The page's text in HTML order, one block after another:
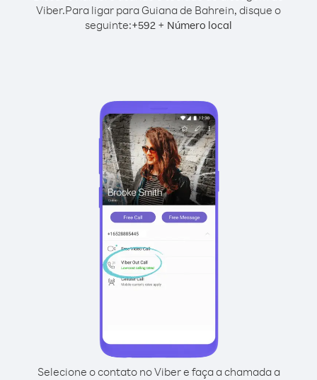
Viber.Para ligar para Guiana de Bahrein, disque o
seguinte:+592 + Número local
Selecione o contato no Viber e faça a chamada a